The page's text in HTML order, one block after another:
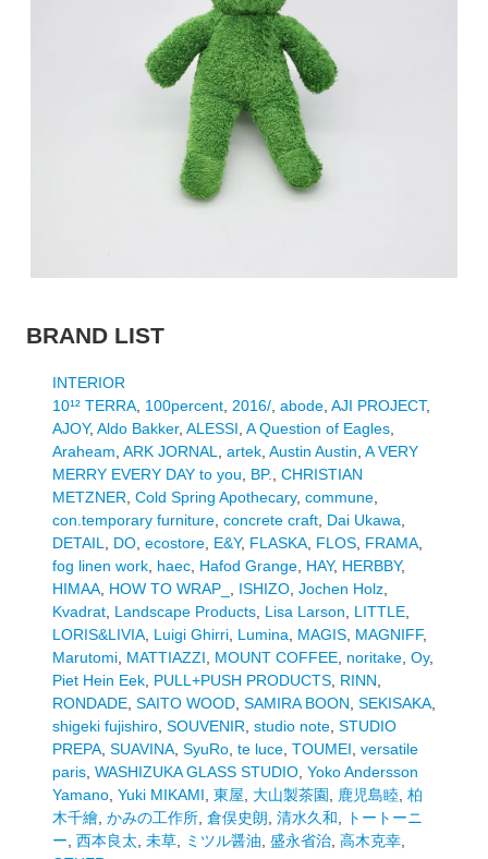
BRAND LIST
INTERIOR
10¹² TERRA, 100percent, 2016/, abode, AJI PROJECT,
AJOY, Aldo Bakker, ALESSI A Question of Eagles,
Araheam ARK JORNAL artek, Austin Austin A VERY
MERRY EVERY DAY to you
BP.
CHRISTIAN
METZNER Cold Spring Apothecary, commune,
con.temporary furniture, concrete craft, Dai Ukawa
DETAIL
DO, ecostore, E&Y, FLASKA, FLOS, FRAMA,
fog linen work, haec, Hafod Grange, HAY, HERBBY,
HIMAA, HOW TO WRAP_ ISHIZO, Jochen Holz,
Kvadrat, Landscape Products, Lisa Larson LITTLE,
LORIS&LIVIA, Luigi Ghirri, Lumina MAGIS, MAGNIFF,
Marutomi, MATTIAZZI MOUNT COFFEE, noritake, Oy,
Piet Hein Eek, PULL+PUSH PRODUCTS, RINN
RONDADE, SAITO WOOD, SAMIRA BOON SEKISAKA,
shigeki fujishiro, SOUVENIR studio note, STUDIO
PREPA, SUAVINA, SyuRo, te luce, TOUMEI versatile
paris, WASHIZUKA GLASS STUDIO, Yoko Andersson
Yamano, Yuki MIKAMI 東屋 大山製茶園 鹿児島睦, 柏
木千繪, かみの工作所, 倉俣史朗 清水久和
トートーニ
ー 西本良太 未草, ミツル醤油 盛永省治, 高木克幸,